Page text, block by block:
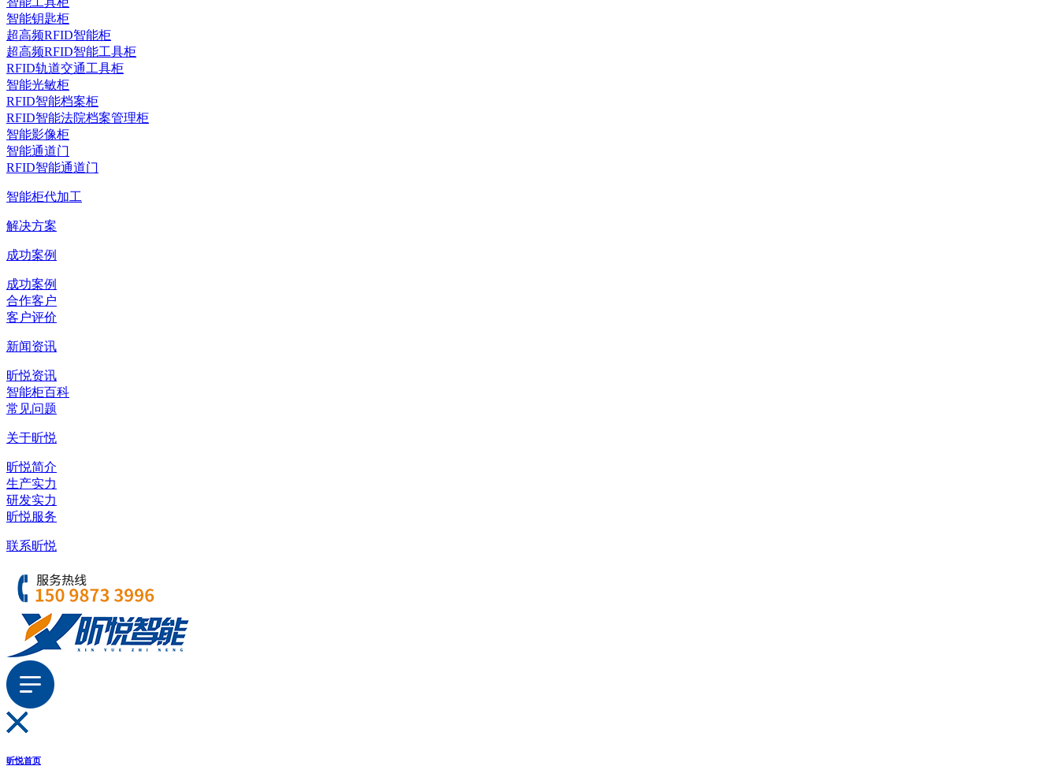
智能钥匙柜
超高频RFID智能柜
超高频RFID智能工具柜
RFID轨道交通工具柜
智能光敏柜
RFID智能档案柜
RFID智能法院档案管理柜
智能影像柜
智能通道门
RFID智能通道门
智能柜代加工
解决方案
成功案例
成功案例
合作客户
客户评价
新闻资讯
昕悦资讯
智能柜百科
常见问题
关于昕悦
昕悦简介
生产实力
研发实力
昕悦服务
联系昕悦
昕悦首页